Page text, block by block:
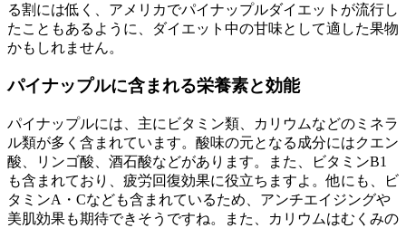
る割には低く、アメリカでパイナップルダイエットが流行し
たこともあるように、ダイエット中の甘味として適した果物
かもしれません。
パイナップルに含まれる栄養素と効能
パイナップルには、主にビタミン類、カリウムなどのミネラ
ル類が多く含まれています。酸味の元となる成分にはクエン
酸、リンゴ酸、酒石酸などがあります。また、ビタミンB1
も含まれており、疲労回復効果に役立ちますよ。他にも、ビ
タミンA・Cなども含まれているため、アンチエイジングや
美肌効果も期待できそうですね。また、カリウムはむくみの